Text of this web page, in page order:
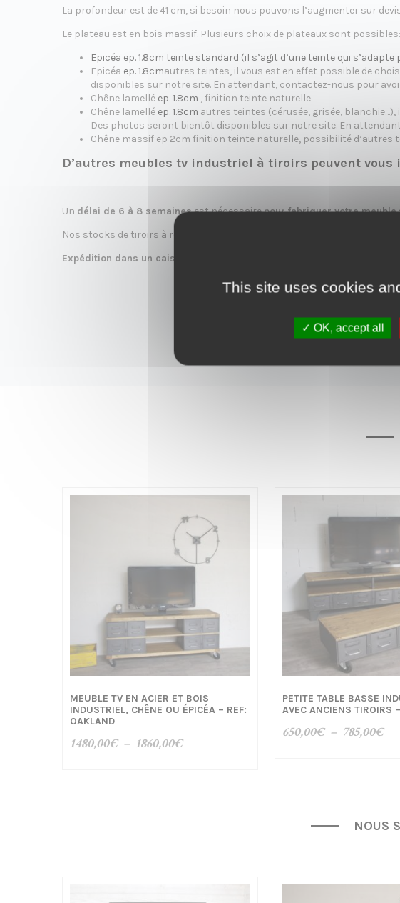
La profondeur est de 41 cm, si besoin nous pouvons l’augmenter sur
Le plateau est en bois massif. Plusieurs choix de plateaux sont possibles:
Epicéa ep. 1.8cm teinte standard (il s’agit d’une teinte qui
Epicéa ep. 1.8cmautres teintes, il vous est en effet possible de
disponibles sur notre site. En attendant, contactez-nous pour
Chêne lamellé ep. 1.8cm , finition teinte naturelle
Chêne lamellé ep. 1.8cm autres teintes (cérusée, grisée,
Des photos seront bientôt disponibles sur notre site. En
Chêne massif ep 2cm finition teinte naturelle, possibilité d’autres
D’autres meubles tv industriel à tiroirs peuvent vous
Un délai de 6 à 8 semainesest nécessairepourfabriquer votre meuble
Nos stocks de tiroirs à restaurer évoluant constamment, n’hésitez pas
Expédition dans un caisson de protection par transporteur sur toute la
MEUBLE TV EN ACIER ET BOIS
INDUSTRIEL, CHÊNE OU ÉPICÉA – REF:
OAKLAND
1480,00€ – 1860,00€Plage
PETITE TABLE BASSE
AVEC ANCIENS TIROIRS
650,00€ – 785,00€
NOUS
This site uses cookies
OK, accept all